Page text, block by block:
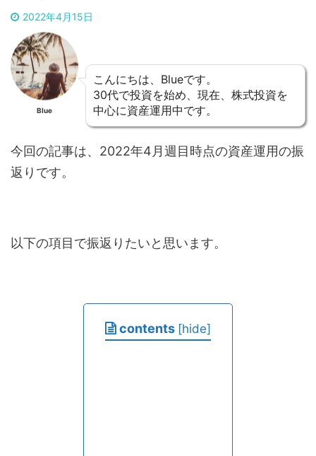
2022年4月15日
Blue
こんにちは、Blueです。
30代で投資を始め、現在、株式投資を
中心に資産運用中です。
今回の記事は、2022年4月週目時点の資産運用の振
返りです。
以下の項目で振返りたいと思います。
contents [hide]